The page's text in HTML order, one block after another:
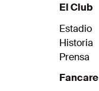
El Club
Estadio
Historia
Prensa
Fancare